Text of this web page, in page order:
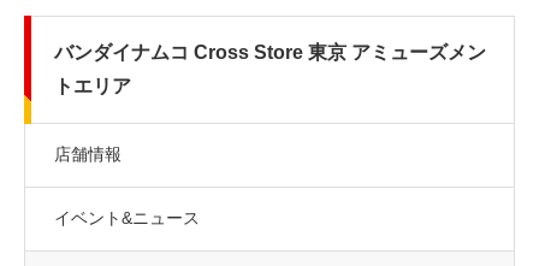
バンダイナムコ Cross Store 東京 アミューズメン
トエリア
店舗情報
イベント&ニュース